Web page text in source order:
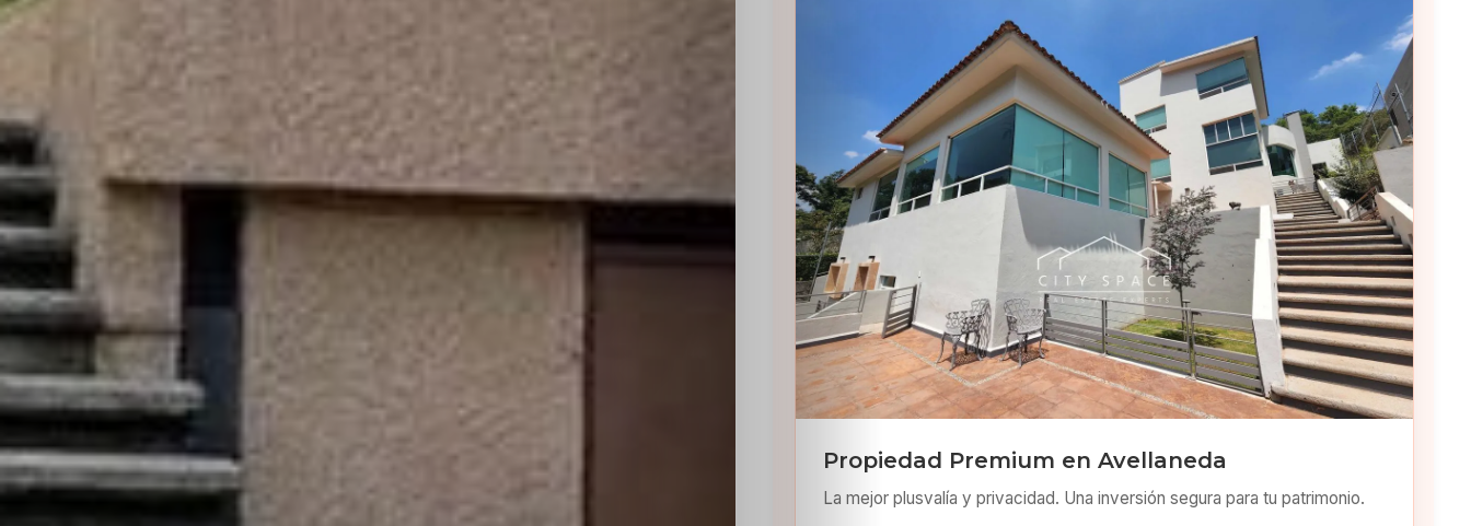
Casting
HolliKids
Contacto
Search
Propiedad Premium en Avellaneda
La mejor plusvalía y privacidad. Una inversión segura para tu patrimonio.